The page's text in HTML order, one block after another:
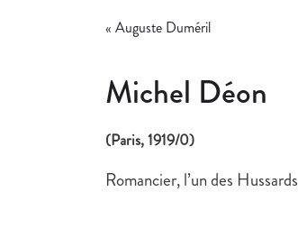
« Auguste Duméril
Michel Déon
(Paris, 1919/0)
Romancier, l’un des